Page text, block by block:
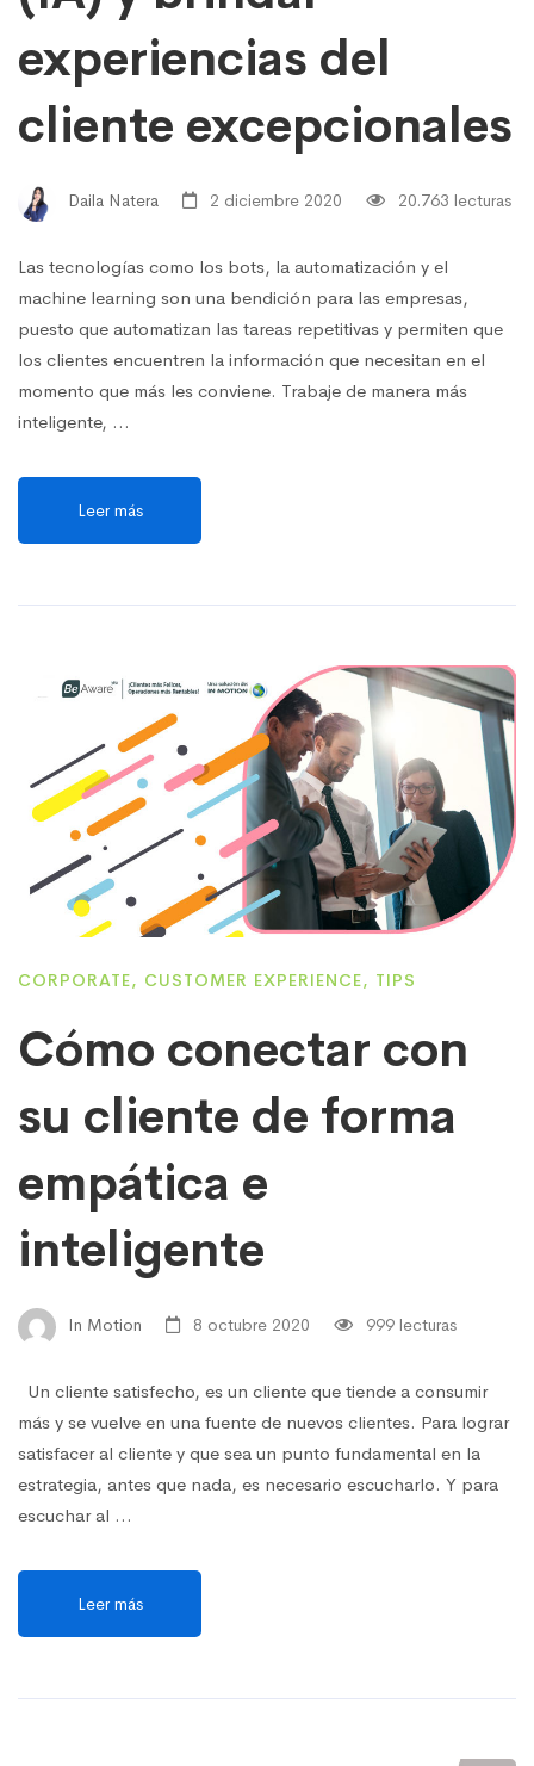
experiencias del
cliente excepcionales
Daila Natera 2 diciembre 2020 20.763 lecturas
Las tecnologías como los bots, la automatización y el
machine learning son una bendición para las empresas,
puesto que automatizan las tareas repetitivas y permiten que
los clientes encuentren la información que necesitan en el
momento que más les conviene. Trabaje de manera más
inteligente, …
Leer más
CORPORATE, CUSTOMER EXPERIENCE, TIPS
Cómo conectar con
su cliente de forma
empática e
inteligente
In Motion 8 octubre 2020 999 lecturas
Un cliente satisfecho, es un cliente que tiende a consumir
más y se vuelve en una fuente de nuevos clientes. Para lograr
satisfacer al cliente y que sea un punto fundamental en la
estrategia, antes que nada, es necesario escucharlo. Y para
escuchar al …
Leer más